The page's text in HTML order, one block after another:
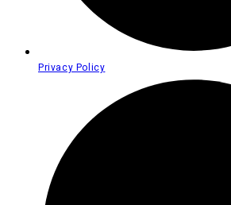
Privacy Policy